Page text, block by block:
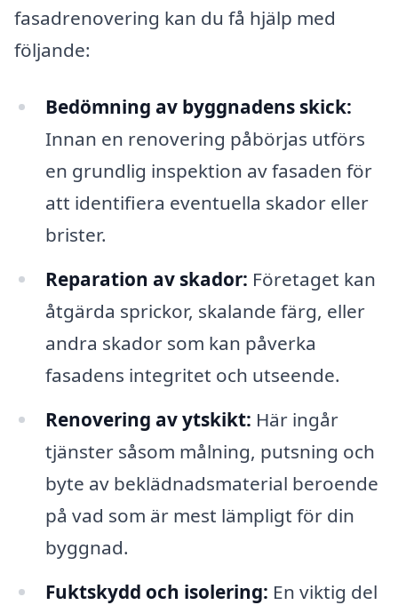
fasadrenovering kan du få hjälp med
följande:
Bedömning av byggnadens skick:
Innan en renovering påbörjas utförs
en grundlig inspektion av fasaden för
att identifiera eventuella skador eller
brister.
Reparation av skador: Företaget kan
åtgärda sprickor, skalande färg, eller
andra skador som kan påverka
fasadens integritet och utseende.
Renovering av ytskikt: Här ingår
tjänster såsom målning, putsning och
byte av beklädnadsmaterial beroende
på vad som är mest lämpligt för din
byggnad.
Fuktskydd och isolering: En viktig del